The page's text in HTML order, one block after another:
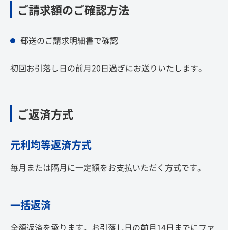
ご請求額のご確認方法
郵送のご請求明細書で確認
初回お引落し日の前月20日過ぎにお送りいたします。
ご返済方式
元利均等返済方式
毎月または隔月に一定額をお支払いただく方式です。
一括返済
全額返済を承ります。お引落し日の前月14日までにファ